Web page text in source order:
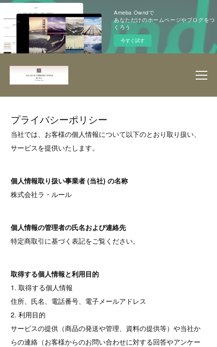
Ameba Owndで
あなただけのホームページやブログをつ
くろう
今すぐ試す
プライバシーポリシー
当社では、お客様の個人情報について以下のとおり取り扱い、
サービスを提供いたします。
個人情報取り扱い事業者 (当社) の名称
株式会社ラ・ルール
個人情報の管理者の氏名および連絡先
特定商取引に基づく表記をご覧ください。
取得する個人情報と利用目的
1. 取得する個人情報
住所、氏名、電話番号、電子メールアドレス
2. 利用目的
サービスの提供（商品の発送や管理、資料の提供等）や当社か
らの連絡（お客様からのお問い合わせに対する回答やアンケー